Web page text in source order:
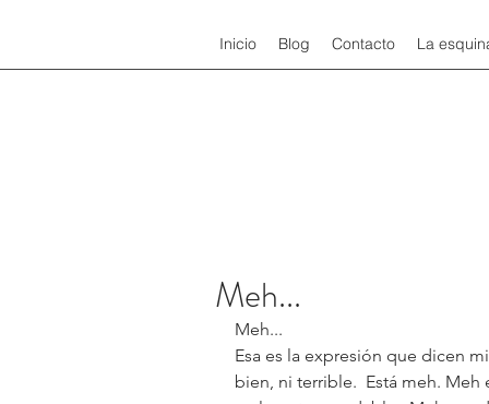
Inicio Blog Contacto La
Meh...
Meh...
Esa es la expresión que dicen
bien, ni terrible.  Está meh.